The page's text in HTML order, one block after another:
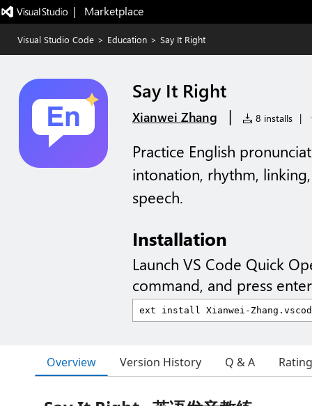
|   Marketplace
Visual Studio Code > Education > Say It Right
Say It Right
Xianwei Zhang | 8 installs |
Practice English
intonation, rhythm,
speech.
Installation
Launch VS Code Quick
command, and press
Overview Version History Q & A